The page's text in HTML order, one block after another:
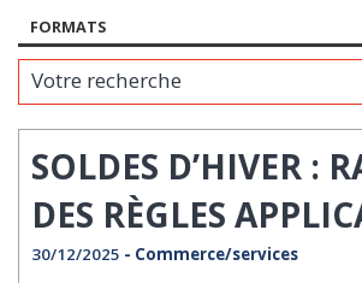
FORMATS
Votre recherche
SOLDES D’HIVER :
DES RÈGLES
30/12/2025 - Commerce/services